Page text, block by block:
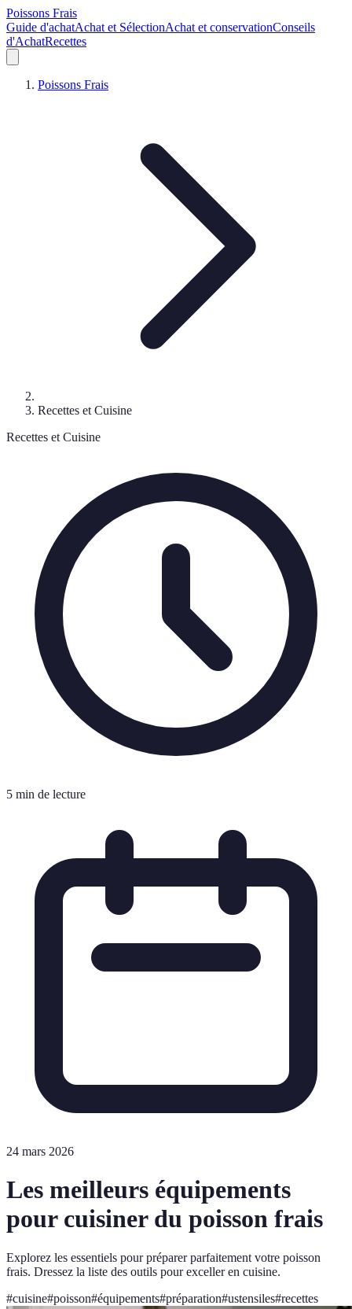
Poissons Frais
Guide d'achatAchat et SélectionAchat et conservationConseils
d'AchatRecettes
Poissons Frais
Recettes et Cuisine
Recettes et Cuisine
5 min de lecture
24 mars 2026
Les meilleurs équipements
pour cuisiner du poisson frais
Explorez les essentiels pour préparer parfaitement votre poisson
frais. Dressez la liste des outils pour exceller en cuisine.
#cuisine#poisson#équipements#préparation#ustensiles#recettes